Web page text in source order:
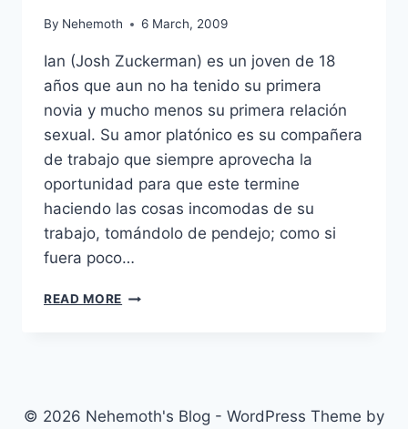
By Nehemoth 6 March, 2009
Ian (Josh Zuckerman) es un joven de 18
años que aun no ha tenido su primera
novia y mucho menos su primera relación
sexual. Su amor platónico es su compañera
de trabajo que siempre aprovecha la
oportunidad para que este termine
haciendo las cosas incomodas de su
trabajo, tomándolo de pendejo; como si
fuera poco…
READ MORE SEX
© 2026 Nehemoth's Blog - WordPress Theme by